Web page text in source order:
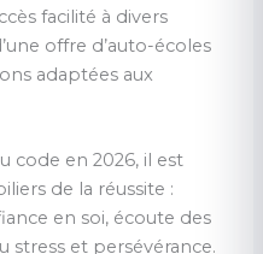
facilité à divers
offre d’auto-écoles
adaptées aux
code en 2026, il est
de la réussite :
en soi, écoute des
stress et persévérance.